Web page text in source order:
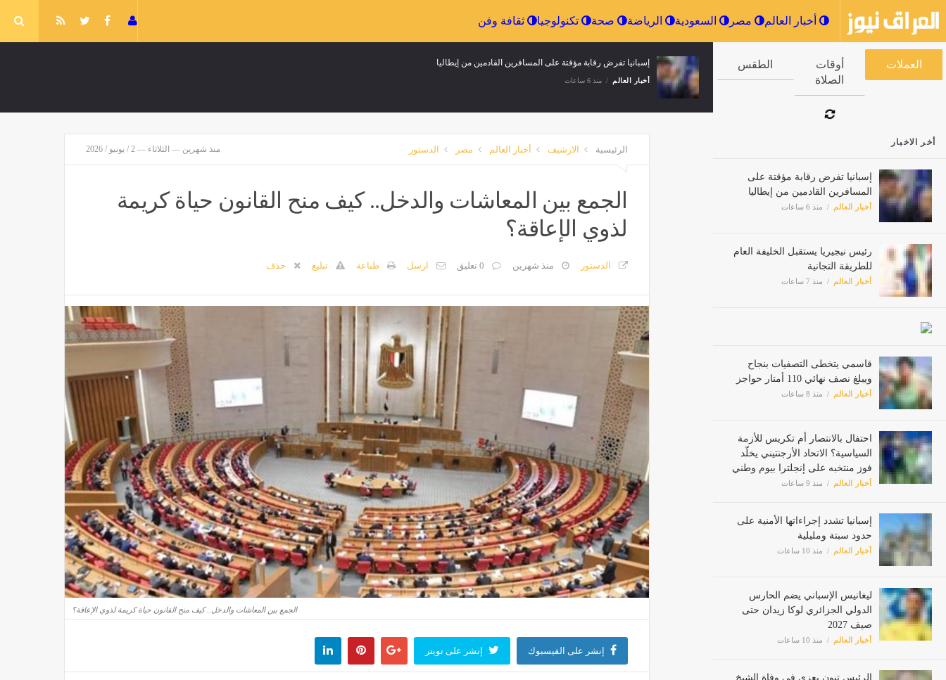
أخبار العالم مصر السعودية الرياضة صحة تكنولوجيا
العملات أوقات الصلاة الطقس
أخر الاخبار
المسافرين القادمين من إيطاليا
أخبار العالم
للطريقة التجانية
أخبار العالم منذ 7 ساعات
ويبلغ نصف نهائي 110 أمتار حواجز
أخبار العالم منذ 8 ساعات
احتفال بالانتصار أم تكريس للأزمة
السياسية؟ الاتحاد الأرجنتيني يخلّد
فوز منتخبه على إنجلترا بيوم وطني
أخبار العالم منذ 9 ساعات
إسبانيا تشدد إجراءاتها الأمنية على
حدود سبتة ومليلية
أخبار العالم منذ 10 ساعات
الدولي الجزائري لوكا زيدان حتى
صيف 2027
أخبار العالم
إسبانيا تفرض رقابة مؤقتة على المسافرين القادمين من إيطاليا
أخبار العالم منذ 6 ساعات
الرئيسية الارشيف أخبار العالم مصر الدستور منذ شهرين — الثلاثاء — 2 / يونيو / 2026
الجمع بين المعاشات والدخل.. كيف منح القانون حياة كريمة
لذوي الإعاقة؟
الدستور منذ شهرين 0 تعليق ارسل طباعة تبليغ حذف
الجمع بين المعاشات والدخل.. كيف منح القانون حياة كريمة لذوي الإعاقة؟
إنشر على الفيسبوك إنشر على تويتر